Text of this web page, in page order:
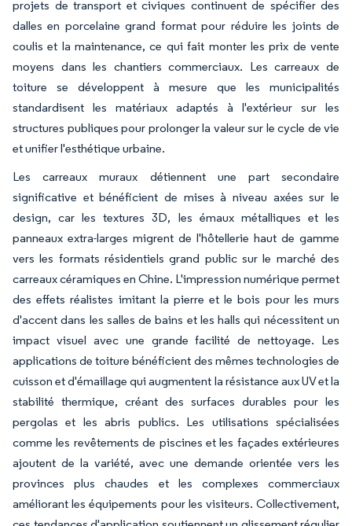
projets de transport et civiques continuent de spécifier des
dalles en porcelaine grand format pour réduire les joints de
coulis et la maintenance, ce qui fait monter les prix de vente
moyens dans les chantiers commerciaux. Les carreaux de
toiture se développent à mesure que les municipalités
standardisent les matériaux adaptés à l'extérieur sur les
structures publiques pour prolonger la valeur sur le cycle de vie
et unifier l'esthétique urbaine.
Les carreaux muraux détiennent une part secondaire
significative et bénéficient de mises à niveau axées sur le
design, car les textures 3D, les émaux métalliques et les
panneaux extra-larges migrent de l'hôtellerie haut de gamme
vers les formats résidentiels grand public sur le marché des
carreaux céramiques en Chine. L'impression numérique permet
des effets réalistes imitant la pierre et le bois pour les murs
d'accent dans les salles de bains et les halls qui nécessitent un
impact visuel avec une grande facilité de nettoyage. Les
applications de toiture bénéficient des mêmes technologies de
cuisson et d'émaillage qui augmentent la résistance aux UV et la
stabilité thermique, créant des surfaces durables pour les
pergolas et les abris publics. Les utilisations spécialisées
comme les revêtements de piscines et les façades extérieures
ajoutent de la variété, avec une demande orientée vers les
provinces plus chaudes et les complexes commerciaux
améliorant les équipements pour les visiteurs. Collectivement,